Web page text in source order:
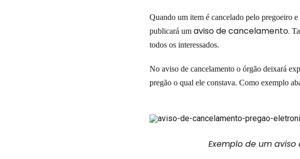
Quando um item é cancelado pelo pregoeiro
publicará umaviso de cancelamento.
todos os interessados.
No aviso de cancelamento o órgão deixará
pregão o qual ele constava. Como exemplo
Exemplo de um